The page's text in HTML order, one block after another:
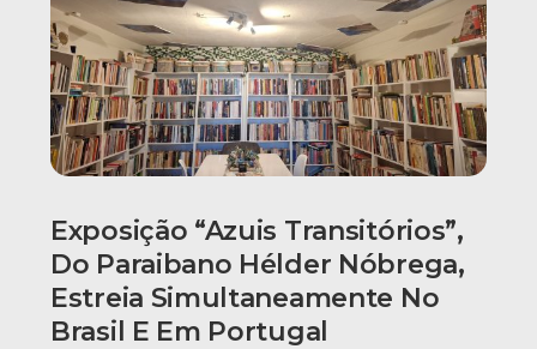
Exposição “Azuis Transitórios”,
Do Paraibano Hélder Nóbrega,
Estreia Simultaneamente No
Brasil E Em Portugal